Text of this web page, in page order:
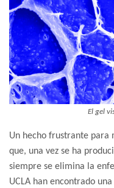
El gel
Un hecho frustrante para
que, una vez se ha
siempre se elimina la
UCLA han encontrado